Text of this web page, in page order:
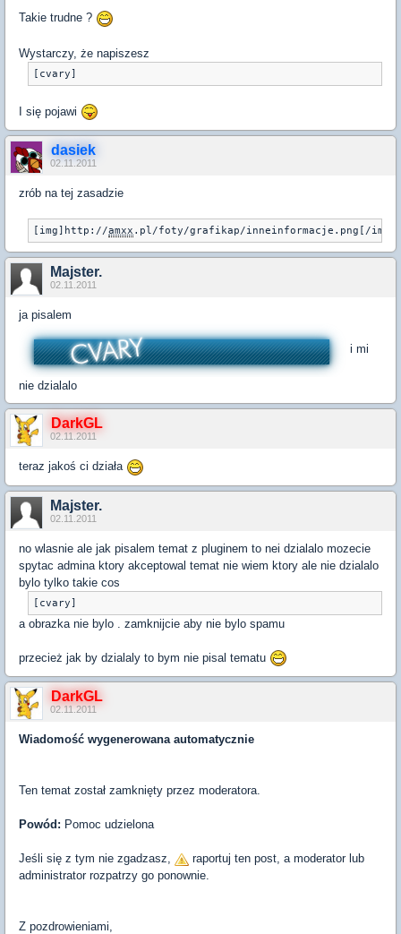
Takie trudne ?
Wystarczy, że napiszesz
I się pojawi
dasiek
02.11.2011
zrób na tej zasadzie
[img]http://amxx .pl/foty/grafikap/inneinformacje.png[/img]
Majster.
02.11.2011
ja pisalem
i mi
nie dzialalo
DarkGL
02.11.2011
teraz jakoś ci działa
Majster.
02.11.2011
no wlasnie ale jak pisalem temat z pluginem to nei dzialalo mozecie
spytac admina ktory akceptowal temat nie wiem ktory ale nie dzialalo
bylo tylko takie cos
[cvary]
a obrazka nie bylo . zamknijcie aby nie bylo spamu
przecież jak by dzialaly to bym nie pisal tematu
DarkGL
02.11.2011
Wiadomość wygenerowana automatycznie
Ten temat został zamknięty przez moderatora.
Powód: Pomoc udzielona
Jeśli się z tym nie zgadzasz,
raportuj ten post, a moderator lub
administrator rozpatrzy go ponownie.
Z pozdrowieniami,